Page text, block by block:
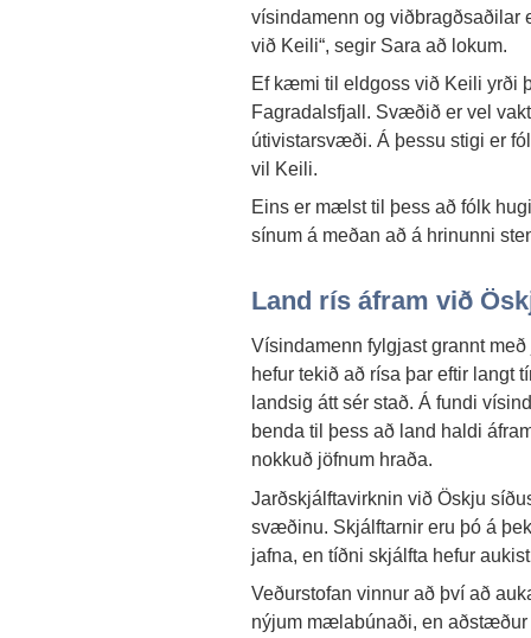
vísindamenn og viðbragðsaðilar
við Keili“, segir Sara að lokum.
Ef kæmi til eldgoss við Keili yrði
Fagradalsfjall. Svæðið er vel
útivistarsvæði. Á þessu stigi er
vil Keili.
Eins er mælst til þess að fólk
sínum á meðan að á hrinunni
Land rís áfram við
Vísindamenn fylgjast grannt
hefur tekið að rísa þar eftir langt
landsig átt sér stað. Á fundi
benda til þess að land haldi
nokkuð jöfnum hraða.
Jarðskjálftavirknin við Öskju
svæðinu. Skjálftarnir eru þó á
jafna, en tíðni skjálfta hefur
Veðurstofan vinnur að því að
nýjum mælabúnaði, en aðstæður